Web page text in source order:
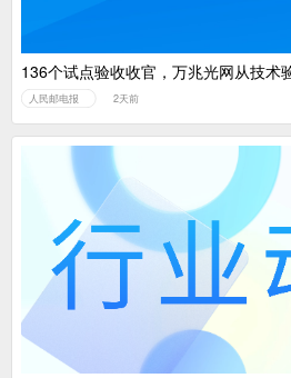
136个试点验收收官，万兆光网从技术
人民邮电报 2天前